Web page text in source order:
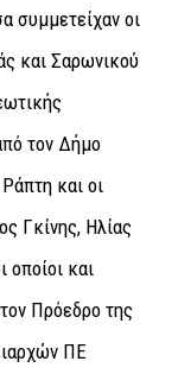
συμμετείχαν οι
και Σαρωνικού
τον Δήμο
και οι
Γκίνης, Ηλίας
οποίοι και
Πρόεδρο της
ΠΕ